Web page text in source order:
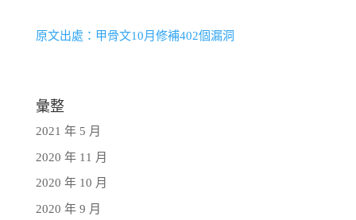
原文出處：甲骨文10月修補402個漏洞
彙整
2021 年 5 月
2020 年 11 月
2020 年 10 月
2020 年 9 月